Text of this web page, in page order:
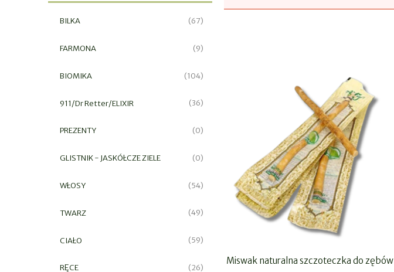
BILKA (67)
FARMONA (9)
BIOMIKA (104)
911/Dr Retter/ELIXIR (36)
PREZENTY (0)
GLISTNIK - JASKÓŁCZE ZIELE (0)
WŁOSY (54)
TWARZ (49)
CIAŁO (59)
RĘCE (26)
Miswak naturalna szczoteczka do zębów